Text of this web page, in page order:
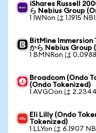
iShares Russell
ら Nebius Group
1 IWNon は 1.1915
BitMine Immersion
から Nebius Group
1 BMNRon は
Broadcom (Ondo
(Ondo Tokenized)
1 AVGOon は
Eli Lilly (Ondo
Tokenized)
1 LLYon は 6.1907